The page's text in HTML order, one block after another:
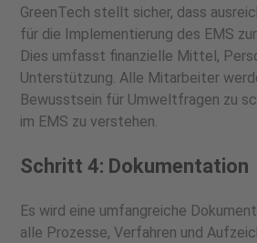
GreenTech stellt sicher, dass
für die Implementierung des EMS
Dies umfasst finanzielle Mittel,
Unterstützung. Alle Mitarbeiter
Bewusstsein für Umweltfragen zu
im EMS zu verstehen.
Schritt 4: Dokumentation
Es wird eine umfangreiche
alle Prozesse, Verfahren und